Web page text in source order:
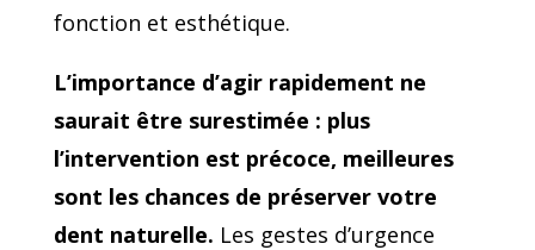
fonction et esthétique.
L’importance d’agir rapidement ne
saurait être surestimée : plus
l’intervention est précoce, meilleures
sont les chances de préserver votre
dent naturelle. Les gestes d’urgence